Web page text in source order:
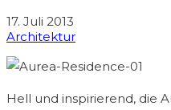
17. Juli 2013
Architektur
Hell und inspirierend, die